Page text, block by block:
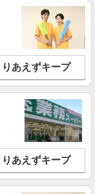
社3年 副班長＞
万円 ※班長・副
玉県久喜市河原井町
発電を行う事で、年
新鋭の工場として業
2022年、更なる需要
貢献のため、新しい
詳細を見る
での箱詰め・入出
事たくさん！
就業先により異なる）
、戸田市など
細を見る
りあえずキープ
りあえずキープ